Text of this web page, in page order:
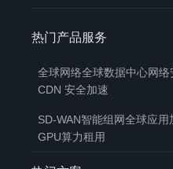
热门产品服务
全球网络全球数据中心网络
CDN 安全加速
SD-WAN智能组网全球应用
GPU算力租用